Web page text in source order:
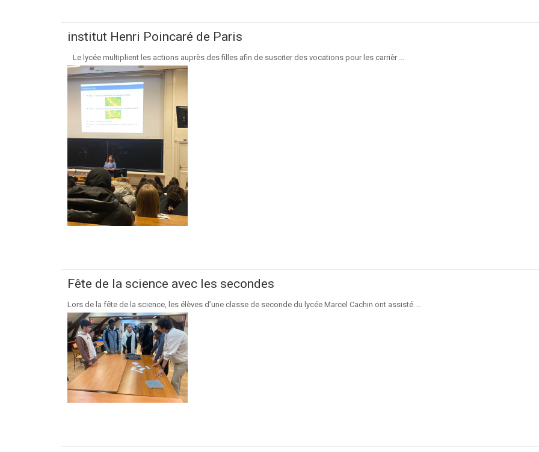
institut Henri Poincaré de Paris
Le lycée multiplient les actions auprès des filles afin de susciter des vocations pour les carrièr ...
Fête de la science avec les secondes
Lors de la fête de la science, les élèves d’une classe de seconde du lycée Marcel Cachin ont assisté ...